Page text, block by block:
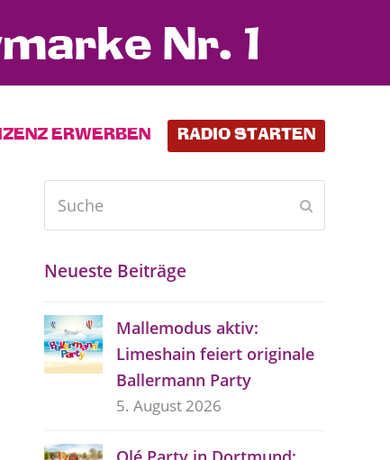
Nr. 1
ERWERBEN RADIO STARTEN
Neueste Beiträge
Mallemodus aktiv:
Limeshain feiert originale
Ballermann Party
5. August 2026